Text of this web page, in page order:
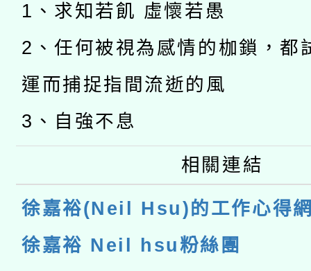
1、求知若飢 虛懷若愚
2、任何被視為感情的枷鎖，都
運而捕捉指間流逝的風
3、自強不息
相關連結
徐嘉裕(Neil Hsu)的工作心得
徐嘉裕 Neil hsu粉絲團